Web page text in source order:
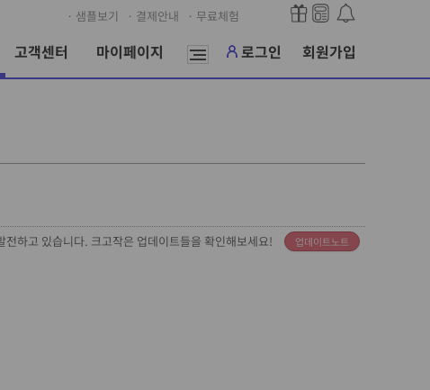
· 샘플보기 · 결제안내 · 무료체험
고객센터 마이페이지 로그인 회원가입
전하고 있습니다. 크고작은 업데이트들을 확인해보세요! 업데이트노트